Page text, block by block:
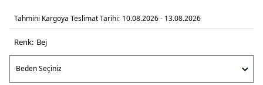
Tahmini Kargoya Teslimat Tarihi: 10.08.2026 - 13.08.2026
Renk: bej